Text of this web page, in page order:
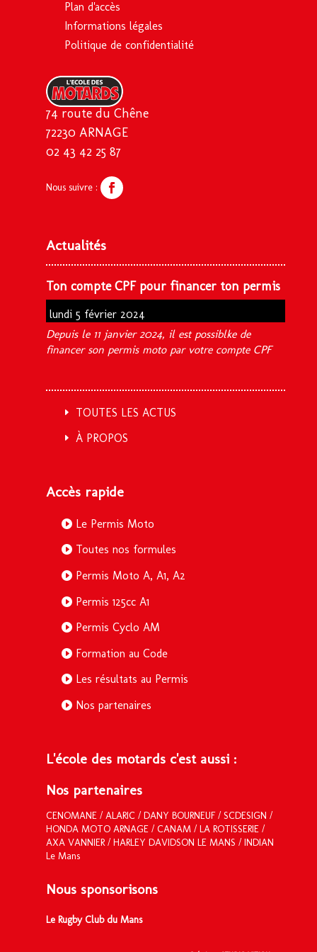
Plan d'accès
Informations légales
Politique de confidentialité
74 route du Chêne
72230 ARNAGE
02 43 42 25 87
Actualités
Ton compte CPF pour financer ton permis
lundi 5 février 2024
Depuis le 11 janvier 2024, il est possiblke de
financer son permis moto par votre compte CPF
TOUTES LES ACTUS
À PROPOS
Accès rapide
Le Permis Moto
Toutes nos formules
Permis Moto A, A1, A2
Permis 125cc A1
Permis Cyclo AM
Formation au Code
Les résultats au Permis
Nos partenaires
L'école des motards c'est aussi :
Nos partenaires
CENOMANE/ALARIC /DANY BOURNEUF/SCDESIGN /
HONDA MOTO ARNAGE/ CANAM / LA ROTISSERIE /
AXA VANNIER/HARLEY DAVIDSON LE MANS /INDIAN
Le Mans
Nous sponsorisons
Le Rugby Club du Mans